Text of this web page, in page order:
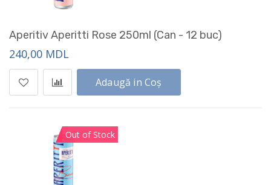
Aperitiv Aperitti Rose 250ml (Can - 12 buc)
240,00 MDL
Adaugă in Coș
Out of Stock